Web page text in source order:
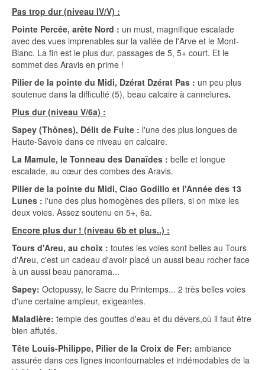
Pas trop dur (niveau IV/V) :
Pointe Percée, arête Nord : un must, magnifique escalade
avec des vues imprenables sur la vallée de l'Arve et le Mont-
Blanc. La fin est le plus dur, passages de 5, 5+ court. Et le
sommet des Aravis en prime !
Pilier de la pointe du Midi, Dzérat Dzérat Pas : un peu plus
soutenue dans la difficulté (5), beau calcaire à cannelures.
Plus dur (niveau V/6a) :
Sapey (Thônes), Délit de Fuite : l'une des plus longues de
Haute-Savoie dans ce niveau en calcaire.
La Mamule, le Tonneau des Danaïdes : belle et longue
escalade, au cœur des combes des Aravis.
Pilier de la pointe du Midi, Ciao Godillo et l'Année des 13
Lunes : l'une des plus homogènes des piliers, si on mixe les
deux voies. Assez soutenu en 5+, 6a.
Encore plus dur ! (niveau 6b et plus..) :
Tours d'Areu, au choix : toutes les voies sont belles au Tours
d'Areu, c'est un cadeau d'avoir placé un aussi beau rocher face
à un aussi beau panorama...
Sapey: Octopussy, le Sacre du Printemps... 2 très belles voies
d'une certaine ampleur, exigeantes.
Maladière: temple des gouttes d'eau et du dévers,où il faut être
bien affutés.
Tête Louis-Philippe, Pilier de la Croix de Fer: ambiance
assurée dans ces lignes incontournables et indémodables de la